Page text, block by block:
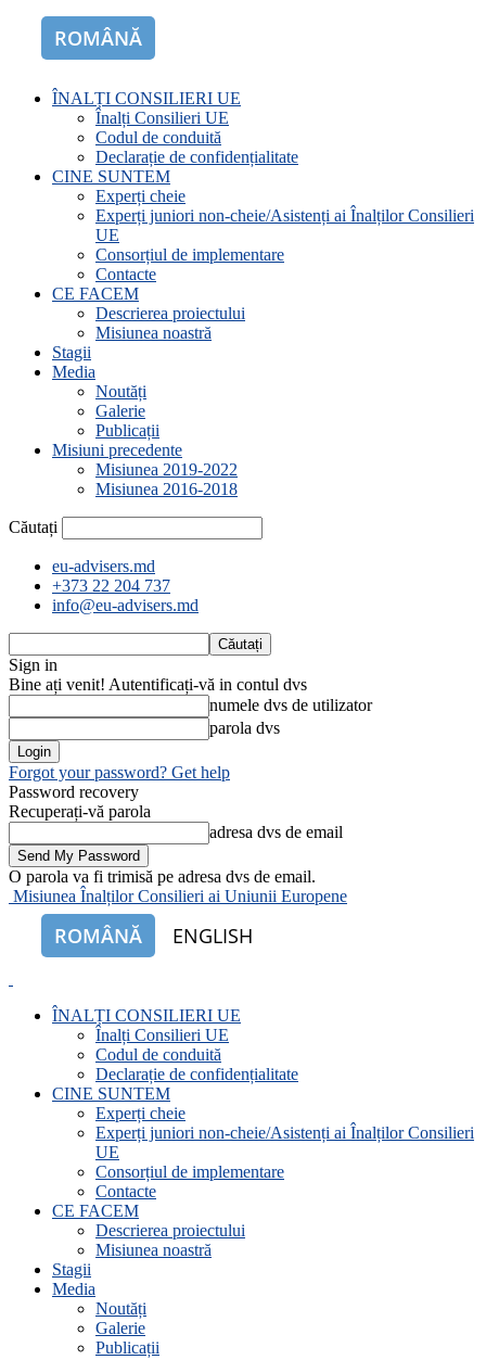
ROMÂNĂ
ÎNALȚI CONSILIERI UE
Înalți Consilieri UE
Codul de conduită
Declarație de confidențialitate
CINE SUNTEM
Experți cheie
Experți juniori non-cheie/Asistenți ai Înalților Consilieri
UE
Consorțiul de implementare
Contacte
CE FACEM
Descrierea proiectului
Misiunea noastră
Stagii
Media
Noutăți
Galerie
Publicații
Misiuni precedente
Misiunea 2019-2022
Misiunea 2016-2018
Căutați
eu-advisers.md
+373 22 204 737
info@eu-advisers.md
Sign in
Bine ați venit! Autentificați-vă in contul dvs
numele dvs de utilizator
parola dvs
Forgot your password? Get help
Password recovery
Recuperați-vă parola
adresa dvs de email
O parola va fi trimisă pe adresa dvs de email.
Misiunea Înalților Consilieri ai Uniunii Europene
ROMÂNĂ ENGLISH
ÎNALȚI CONSILIERI UE
Înalți Consilieri UE
Codul de conduită
Declarație de confidențialitate
CINE SUNTEM
Experți cheie
Experți juniori non-cheie/Asistenți ai Înalților Consilieri
UE
Consorțiul de implementare
Contacte
CE FACEM
Descrierea proiectului
Misiunea noastră
Stagii
Media
Noutăți
Galerie
Publicații